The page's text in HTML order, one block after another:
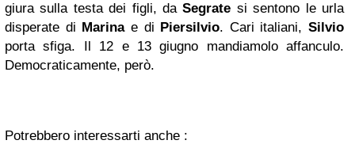
giura sulla testa dei figli, daSegrate si sentono le urla
disperate di Marinae di Piersilvio. Cari italiani, Silvio
porta sfiga. Il 12 e 13 giugno mandiamolo affanculo.
Democraticamente, però.
Potrebbero interessarti anche :